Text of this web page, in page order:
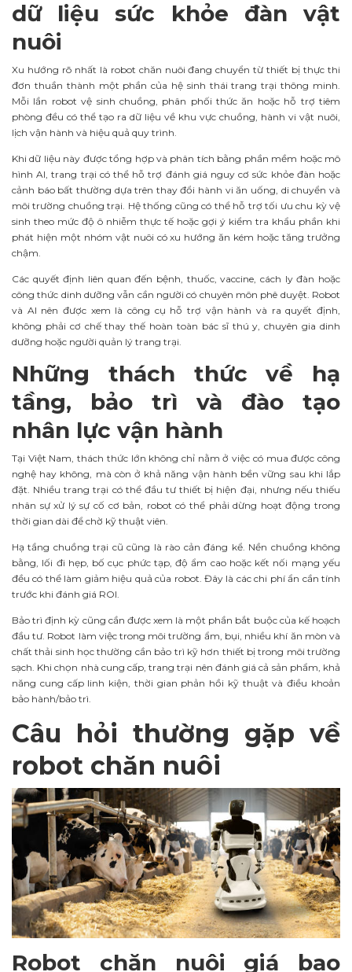
dữ liệu sức khỏe đàn vật
nuôi
Xu hướng rõ nhất là robot chăn nuôi đang chuyển từ thiết bị thực thi
đơn thuần thành một phần của hệ sinh thái trang trại thông minh.
Mỗi lần robot vệ sinh chuồng, phân phối thức ăn hoặc hỗ trợ tiêm
phòng đều có thể tạo ra dữ liệu về khu vực chuồng, hành vi vật nuôi,
lịch vận hành và hiệu quả quy trình.
Khi dữ liệu này được tổng hợp và phân tích bằng phần mềm hoặc mô
hình AI, trang trại có thể hỗ trợ đánh giá nguy cơ sức khỏe đàn hoặc
cảnh báo bất thường dựa trên thay đổi hành vi ăn uống, di chuyển và
môi trường chuồng trại. Hệ thống cũng có thể hỗ trợ tối ưu chu kỳ vệ
sinh theo mức độ ô nhiễm thực tế hoặc gợi ý kiểm tra khẩu phần khi
phát hiện một nhóm vật nuôi có xu hướng ăn kém hoặc tăng trưởng
chậm.
Các quyết định liên quan đến bệnh, thuốc, vaccine, cách ly đàn hoặc
công thức dinh dưỡng vẫn cần người có chuyên môn phê duyệt. Robot
và AI nên được xem là công cụ hỗ trợ vận hành và ra quyết định,
không phải cơ chế thay thế hoàn toàn bác sĩ thú y, chuyên gia dinh
dưỡng hoặc người quản lý trang trại.
Những thách thức về hạ
tầng, bảo trì và đào tạo
nhân lực vận hành
Tại Việt Nam, thách thức lớn không chỉ nằm ở việc có mua được công
nghệ hay không, mà còn ở khả năng vận hành bền vững sau khi lắp
đặt. Nhiều trang trại có thể đầu tư thiết bị hiện đại, nhưng nếu thiếu
nhân sự xử lý sự cố cơ bản, robot có thể phải dừng hoạt động trong
thời gian dài để chờ kỹ thuật viên.
Hạ tầng chuồng trại cũ cũng là rào cản đáng kể. Nền chuồng không
bằng, lối đi hẹp, bố cục phức tạp, độ ẩm cao hoặc kết nối mạng yếu
đều có thể làm giảm hiệu quả của robot. Đây là các chi phí ẩn cần tính
trước khi đánh giá ROI.
Bảo trì định kỳ cũng cần được xem là một phần bắt buộc của kế hoạch
đầu tư. Robot làm việc trong môi trường ẩm, bụi, nhiều khí ăn mòn và
chất thải sinh học thường cần bảo trì kỹ hơn thiết bị trong môi trường
sạch. Khi chọn nhà cung cấp, trang trại nên đánh giá cả sản phẩm, khả
năng cung cấp linh kiện, thời gian phản hồi kỹ thuật và điều khoản
bảo hành/bảo trì.
Câu hỏi thường gặp về
robot chăn nuôi
Robot chăn nuôi giá bao